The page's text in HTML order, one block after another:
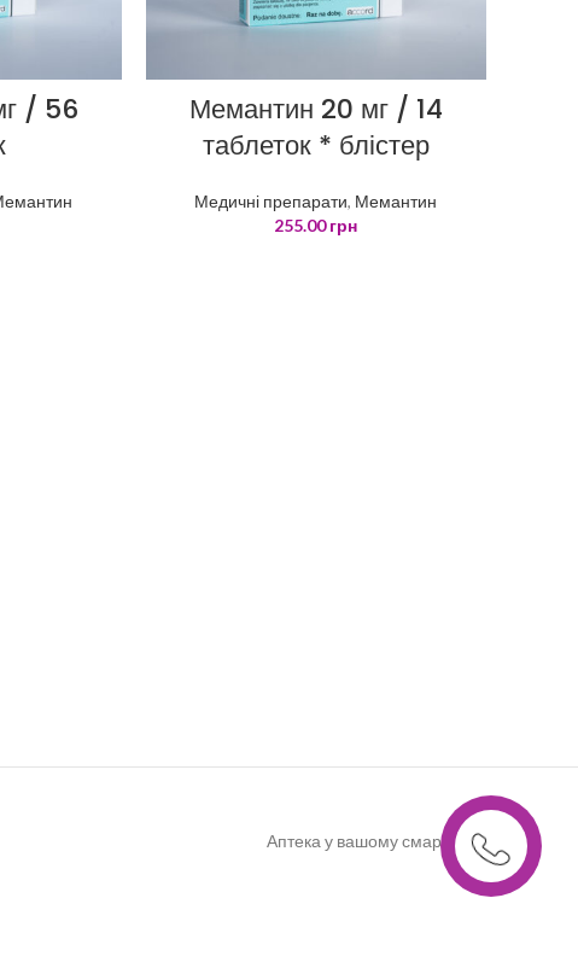
/ 56
Мемантин 20 мг / 14
таблеток * блістер
Медичні препарати, Мемантин
255.00грн
Аптека у вашому смартфоні